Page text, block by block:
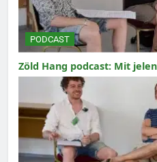
PODCAST
Zöld Hang podcast: Mit